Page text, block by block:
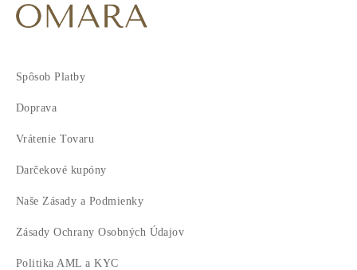
Spôsob Platby
Doprava
Vrátenie Tovaru
Darčekové kupóny
Naše Zásady a Podmienky
Zásady Ochrany Osobných Údajov
Politika AML a KYC